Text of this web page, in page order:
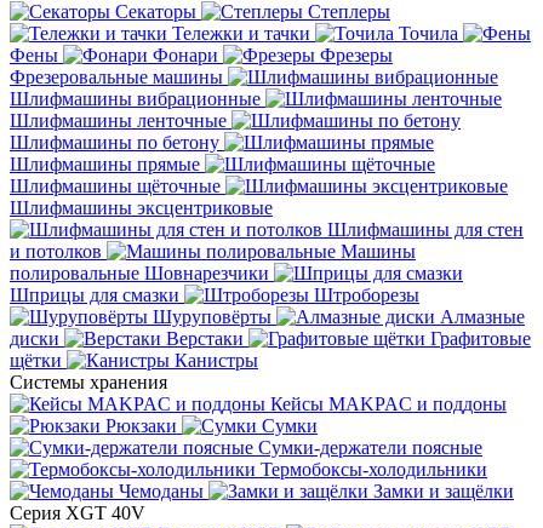
Секаторы
Степлеры
Тележки и тачки
Точила
Фены
Фонари
Фрезеры
Фрезеровальные машины
Шлифмашины вибрационные
Шлифмашины ленточные
Шлифмашины по бетону
Шлифмашины прямые
Шлифмашины щёточные
Шлифмашины эксцентриковые
Шлифмашины для стен
и потолков
Машины
полировальные Шовнарезчики
Шприцы для смазки
Штроборезы
Шуруповёрты
Алмазные
диски
Верстаки
Графитовые
щётки
Канистры
Системы хранения
Кейсы MAKPAC и поддоны
Рюкзаки
Сумки
Сумки-держатели поясные
Термобоксы-холодильники
Чемоданы
Замки и защёлки
Серия XGT 40V